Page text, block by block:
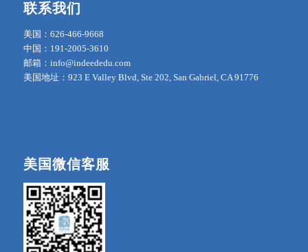
联系我们
美国：626-466-9668
中国：191-2005-3610
邮箱：info@indeededu.com
美国地址：923 E Valley Blvd, Ste 202, San Gabriel, CA 91776
美国微信客服